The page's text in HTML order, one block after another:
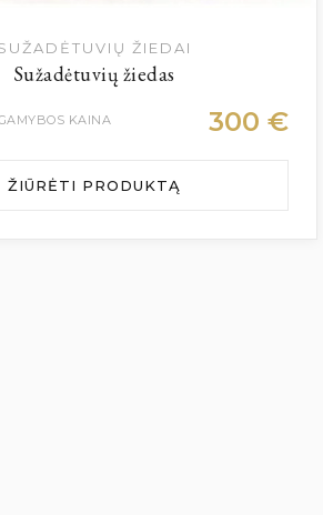
ŽIEDAI
Sužadėtuvių žiedas
KAINA 300 €
ŽIŪRĖTI PRODUKTĄ